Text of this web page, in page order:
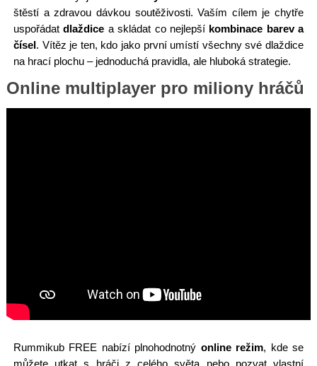
štěstí a zdravou dávkou soutěživosti. Vaším cílem je chytře
uspořádatdlaždice a skládat co nejlepší kombinace barev a
čísel. Vítěz je ten, kdo jako první umístí všechny své dlaždice
na hrací plochu – jednoduchá pravidla, ale hluboká strategie.
Online multiplayer pro miliony hráčů
Rummikub FREE nabízí plnohodnotný online režim, kde se
můžete utkat s hráči z celého světa nebo pozvat vlastní